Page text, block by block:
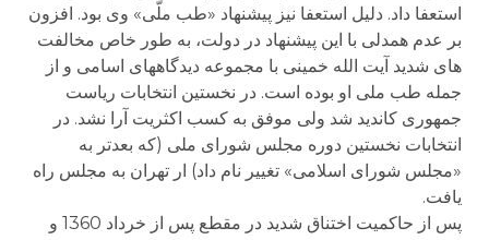
استعفا داد. دلیل استعفا نیز پیشنهاد «طب ملّی» وی بود. افزون
بر عدم همدلی با این پیشنهاد در دولت، به طور خاص مخالفت
های شدید آیت الله خمینی با مجموعه دیدگاههای اسامی و از
جمله طب ملی او بوده است. در نخستین انتخابات ریاست
جمهوری کاندید شد ولی موفق به کسب اکثریت آرا نشد. در
انتخابات نخستین دوره مجلس شورای ملی (که بعدتر به
«مجلس شورای اسلامی» تغییر نام داد) ار تهران به مجلس راه
یافت.
پس از حاکمیت اختناق شدید در مقطع پس از خرداد 1360 و